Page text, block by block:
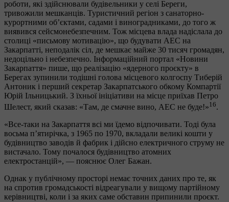
роботи, які здійснювали будівельники у селі Береги,
тривожили мешканців. Туристичний регіон з санаторно-
курортними об’єктами, садами і виноградниками, до того ж
виявився сейсмонебезпечним. Тож місцева влада надіслала до
столиці «письмову мотивацію», що будувати АЕС на
Закарпатті, неподалік сіл, де мешкає майже 30 тисяч громадян,
недоцільно і небезпечно. Інформаційний портал «Новини
Закарпаття» пише, що реалізацію «ядерного проєкту» в
Берегах зупинили тодішні голова місцевого колгоспу Тиберій
Антоник і перший секретар Закарпатського обкому Компартії
Юрій Ільницький. З їхньої ініціативи на місце приїхав Петро
Шелест, який сказав: «Там, де смачне вино, АЕС не буде!»16.
«Все-таки на Закарпаття всі ми їдемо відпочивати. Тоді була
восьма п’ятирічка, з 1965 по 1970, вкладали великі кошти у
будівництво заводів й фабрик і дійсно електричного струму не
вистачало. Тому почалося будівництво атомних
електростанцій», — пояснює Олег Бажан.
Однак у публічному просторі немає точних даних про те, як
на спротив громадськості відреагували у вищому партійному
керівництві, коли і за яких саме обставин припинили проєкт.